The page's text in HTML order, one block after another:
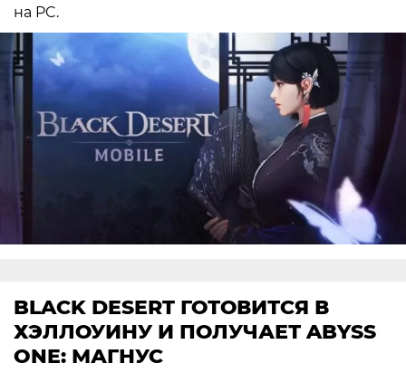
на PC.
BLACK DESERT ГОТОВИТСЯ В
ХЭЛЛОУИНУ И ПОЛУЧАЕТ ABYSS
ONE: МАГНУС